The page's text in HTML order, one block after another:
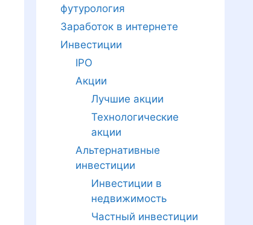
футурология
Заработок в интернете
Инвестиции
IPO
Акции
Лучшие акции
Технологические
акции
Альтернативные
инвестиции
Инвестиции в
недвижимость
Частный инвестиции